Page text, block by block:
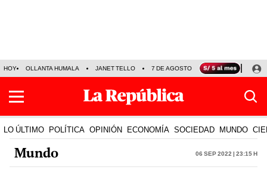
HOY OLLANTA HUMALA JANET TELLO 7 DE AGOSTO TINKA RESULTADOS
LO ÚLTIMO POLÍTICA OPINIÓN ECONOMÍA SOCIEDAD MUNDO
Mundo 06 Sep 2022 | 23:15 h